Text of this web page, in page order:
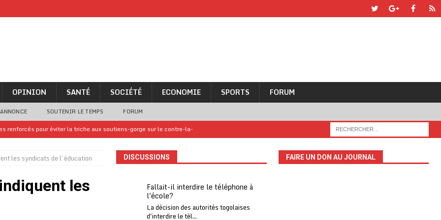
OPINION SANTÉ SOCIÉTÉ ECONOMIE SPORTS FORUM
SOUTENIR LE TEMPS FORUM
confirme sa présence à la fête nationale
A LA UNE
billet de loterie gagnant que son propriétaire avait envoyé à un proche
Oti-Sud enregistre 99% de couverture
à contre-courant
les syndicats de l’éducation
les
DISCUSSIONS
Fallait-il interdire le téléphone à
l'école?
La décision des autorités togolaises
d'interdire le tél...
FAIRE UN DON AU JOURNAL